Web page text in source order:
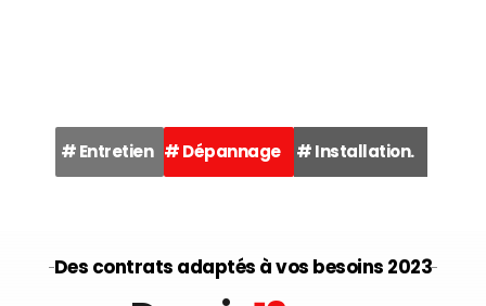
# Entretien # Dépannage # Installation.
Des contrats adaptés à vos besoins 2023